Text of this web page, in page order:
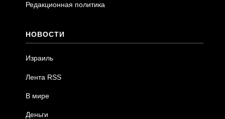
Редакционная политика
НОВОСТИ
Израиль
Лента RSS
В мире
Деньги